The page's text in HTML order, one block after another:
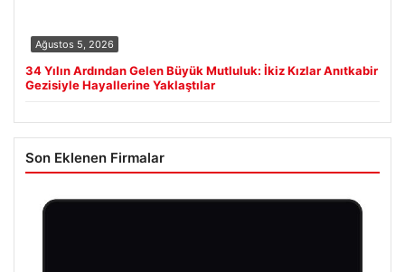
Ağustos 5, 2026
34 Yılın Ardından Gelen Büyük Mutluluk: İkiz Kızlar Anıtkabir
Gezisiyle Hayallerine Yaklaştılar
Son Eklenen Firmalar